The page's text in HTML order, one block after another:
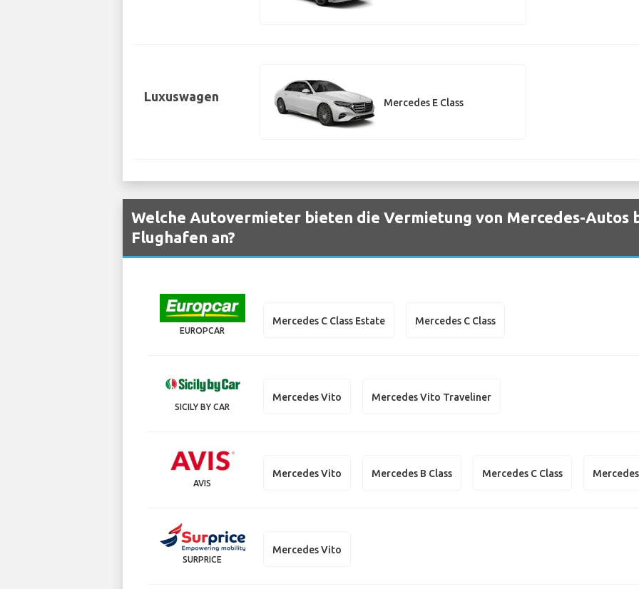
Luxuswagen Mercedes E Class
Welche Autovermieter bieten die Vermietung von Mercedes-Autos
Flughafen an?
EUROPCAR
Mercedes C Class Estate Mercedes C Class
SICILY BY CAR
Mercedes Vito Mercedes Vito Traveliner
AVIS
Mercedes Vito Mercedes B Class Mercedes C Class Mercedes
SURPRICE
Mercedes Vito